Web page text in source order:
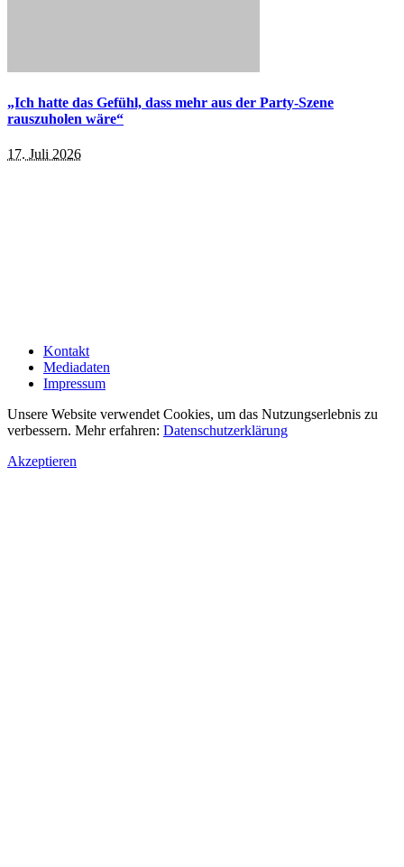
„Ich hatte das Gefühl, dass mehr aus der Party-Szene
rauszuholen wäre“
17. Juli 2026
Kontakt
Mediadaten
Impressum
Unsere Website verwendet Cookies, um das Nutzungserlebnis zu
verbessern. Mehr erfahren: Datenschutzerklärung
Akzeptieren